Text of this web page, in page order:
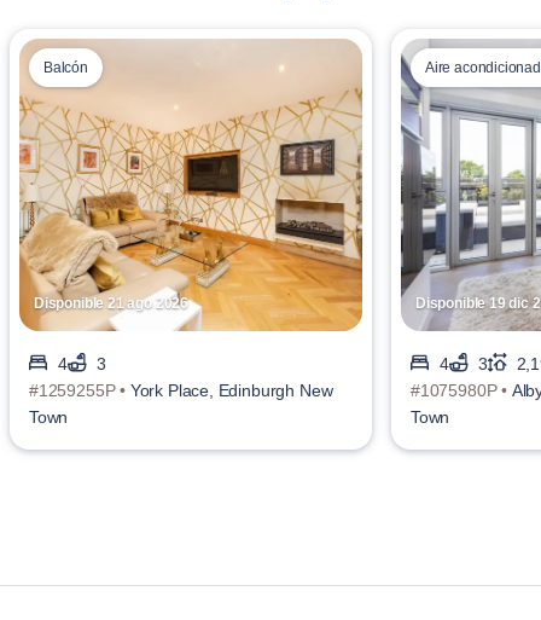
Disponible 21 ago 2026
Balcón
4
3
#1259255P • York Place, Edinburgh New
Town
Disponible 19 dic
Aire
4 3
#1075980P •
Town